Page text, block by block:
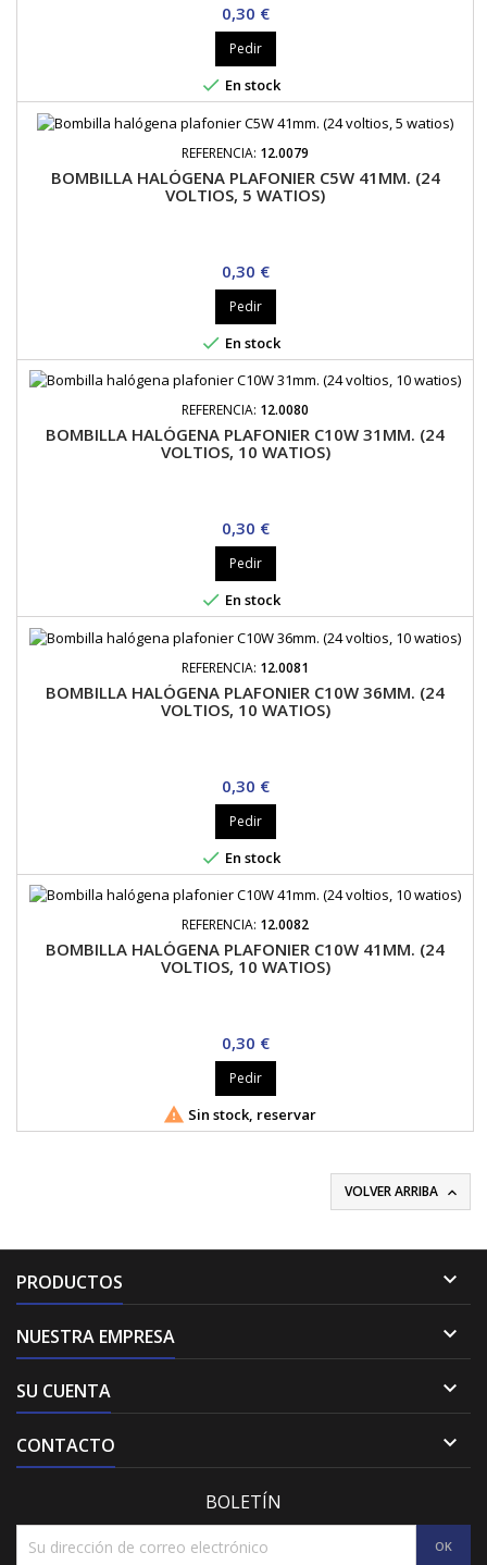
Precio
0,30 €
Pedir
 En stock
REFERENCIA: 12.0079
BOMBILLA HALÓGENA PLAFONIER C5W 41MM. (24
VOLTIOS, 5 WATIOS)
Precio
0,30 €
Pedir
 En stock
REFERENCIA: 12.0080
BOMBILLA HALÓGENA PLAFONIER C10W 31MM. (24
VOLTIOS, 10 WATIOS)
Precio
0,30 €
Pedir
 En stock
REFERENCIA: 12.0081
BOMBILLA HALÓGENA PLAFONIER C10W 36MM. (24
VOLTIOS, 10 WATIOS)
Precio
0,30 €
Pedir
 En stock
REFERENCIA: 12.0082
BOMBILLA HALÓGENA PLAFONIER C10W 41MM. (24
VOLTIOS, 10 WATIOS)
Precio
0,30 €
Pedir
 Sin stock, reservar
VOLVER ARRIBA 
PRODUCTOS 
NUESTRA EMPRESA 
SU CUENTA 
CONTACTO 
BOLETÍN